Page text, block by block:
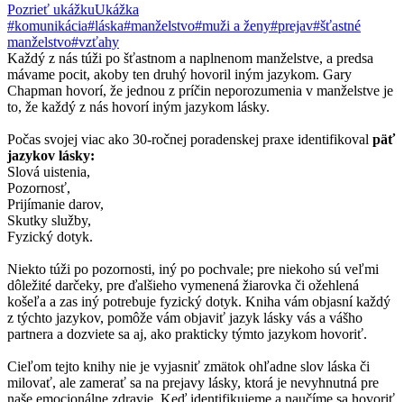
Pozrieť ukážkuUkážka
#komunikácia#láska#manželstvo#muži a ženy#prejav#šťastné
manželstvo#vzťahy
Každý z nás túži po šťastnom a naplnenom manželstve, a predsa
mávame pocit, akoby ten druhý hovoril iným jazykom. Gary
Chapman hovorí, že jednou z príčin neporozumenia v manželstve je
to, že každý z nás hovorí iným jazykom lásky.
Počas svojej viac ako 30-ročnej poradenskej praxe identifikoval päť
jazykov lásky:
Slová uistenia,
Pozornosť,
Prijímanie darov,
Skutky služby,
Fyzický dotyk.
Niekto túži po pozornosti, iný po pochvale; pre niekoho sú veľmi
dôležité darčeky, pre ďalšieho vymenená žiarovka či ožehlená
košeľa a zas iný potrebuje fyzický dotyk. Kniha vám objasní každý
z týchto jazykov, pomôže vám objaviť jazyk lásky vás a vášho
partnera a dozviete sa aj, ako prakticky týmto jazykom hovoriť.
Cieľom tejto knihy nie je vyjasniť zmätok ohľadne slov láska či
milovať, ale zamerať sa na prejavy lásky, ktorá je nevyhnutná pre
naše emocionálne zdravie. Keď identifikujeme a naučíme sa hovoriť